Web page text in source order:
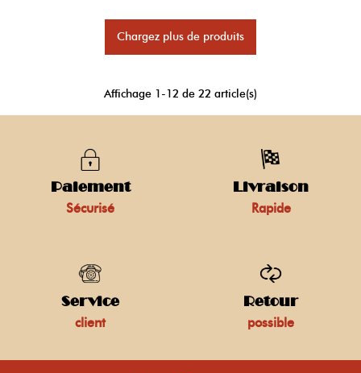
Chargez plus de produits
Affichage 1-12 de 22 article(s)
Paiement
Sécurisé
Livraison
Rapide
Service
client
Retour
possible